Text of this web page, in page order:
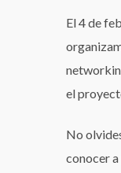
El 4 de
el
No
conocer